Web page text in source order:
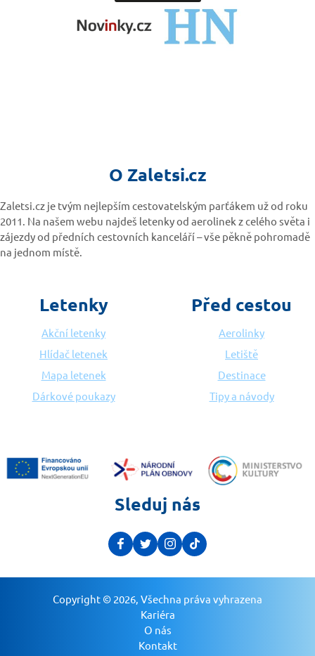
O Zaletsi.cz
Zaletsi.cz je tvým nejlepším cestovatelským parťákem už od roku
2011. Na našem webu najdeš letenky od aerolinek z celého světa i
zájezdy od předních cestovních kanceláří – vše pěkně pohromadě
na jednom místě.
Letenky
Akční letenky
Hlídač letenek
Mapa letenek
Dárkové poukazy
Před cestou
Aerolinky
Letiště
Destinace
Tipy a návody
Sleduj nás
Copyright © 2026, Všechna práva vyhrazena
Kariéra
O nás
Kontakt